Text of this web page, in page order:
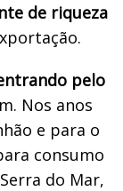
de riqueza
pelo
Nos anos
e para o
consumo
do Mar,